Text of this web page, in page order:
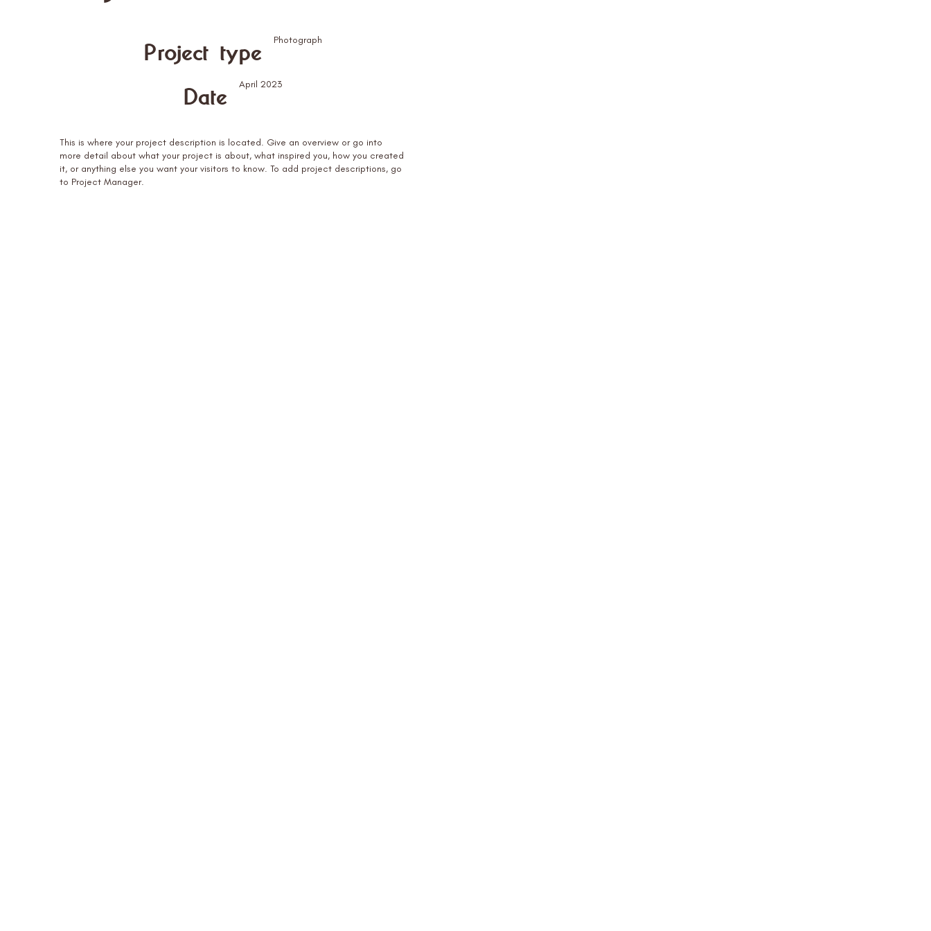
Project type Photograph
Date April 2023
This is where your project description is located. Give an overview or go into
more detail about what your project is about, what inspired you, how you created
it, or anything else you want your visitors to know. To add project descriptions, go
to Project Manager.